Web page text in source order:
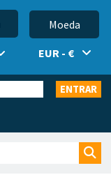
Moeda
EUR - €
ENTRAR